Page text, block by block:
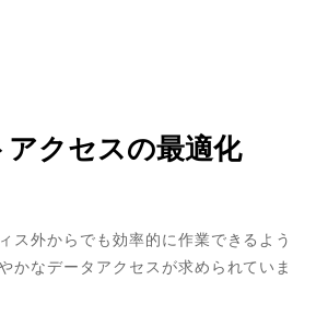
アクセスの最適化
ス外からでも効率的に作業できるよう
かなデータアクセスが求められていま